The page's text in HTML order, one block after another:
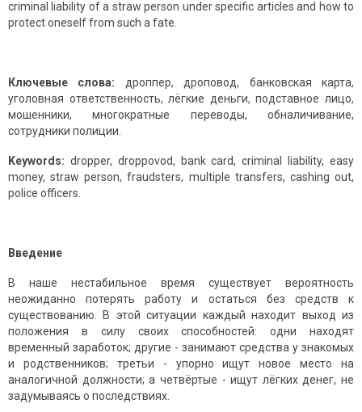
criminal liability of a straw person under specific articles and how to
protect oneself from such a fate.
Ключевые слова: дроппер, дроповод, банковская карта,
уголовная ответственность, лёгкие деньги, подставное лицо,
мошенники, многократные переводы, обналичивание,
сотрудники полиции.
Keywords: dropper, droppovod, bank card, criminal liability, easy
money, straw person, fraudsters, multiple transfers, cashing out,
police officers.
Введение
В наше нестабильное время существует вероятность
неожиданно потерять работу и остаться без средств к
существованию. В этой ситуации каждый находит выход из
положения в силу своих способностей: одни находят
временный заработок; другие - занимают средства у знакомых
и родственников; третьи - упорно ищут новое место на
аналогичной должности; а четвёртые - ищут лёгких денег, не
задумываясь о последствиях.